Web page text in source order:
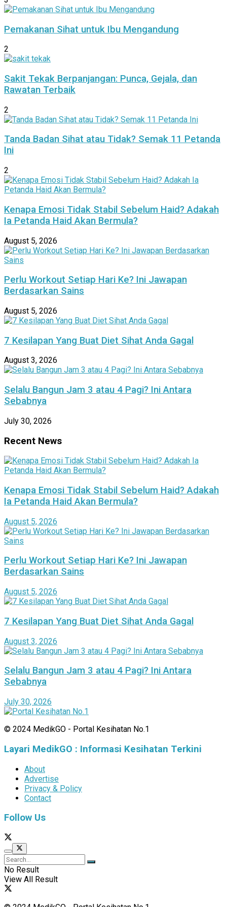
Pemakanan Sihat untuk Ibu Mengandung
2
Sakit Tekak Berpanjangan: Punca, Gejala, dan
Rawatan Terbaik
2
Tanda Badan Sihat atau Tidak? Semak 11 Petanda
Ini
2
Kenapa Emosi Tidak Stabil Sebelum Haid? Adakah
Ia Petanda Haid Akan Bermula?
August 5, 2026
Perlu Workout Setiap Hari Ke? Ini Jawapan
Berdasarkan Sains
August 5, 2026
7 Kesilapan Yang Buat Diet Sihat Anda Gagal
August 3, 2026
Selalu Bangun Jam 3 atau 4 Pagi? Ini Antara
Sebabnya
July 30, 2026
Recent News
Kenapa Emosi Tidak Stabil Sebelum Haid? Adakah
Ia Petanda Haid Akan Bermula?
August 5, 2026
Perlu Workout Setiap Hari Ke? Ini Jawapan
Berdasarkan Sains
August 5, 2026
7 Kesilapan Yang Buat Diet Sihat Anda Gagal
August 3, 2026
Selalu Bangun Jam 3 atau 4 Pagi? Ini Antara
Sebabnya
July 30, 2026
© 2024 MedikGO - Portal Kesihatan No.1
Layari MedikGO : Informasi Kesihatan Terkini
About
Advertise
Privacy & Policy
Contact
Follow Us
No Result
View All Result